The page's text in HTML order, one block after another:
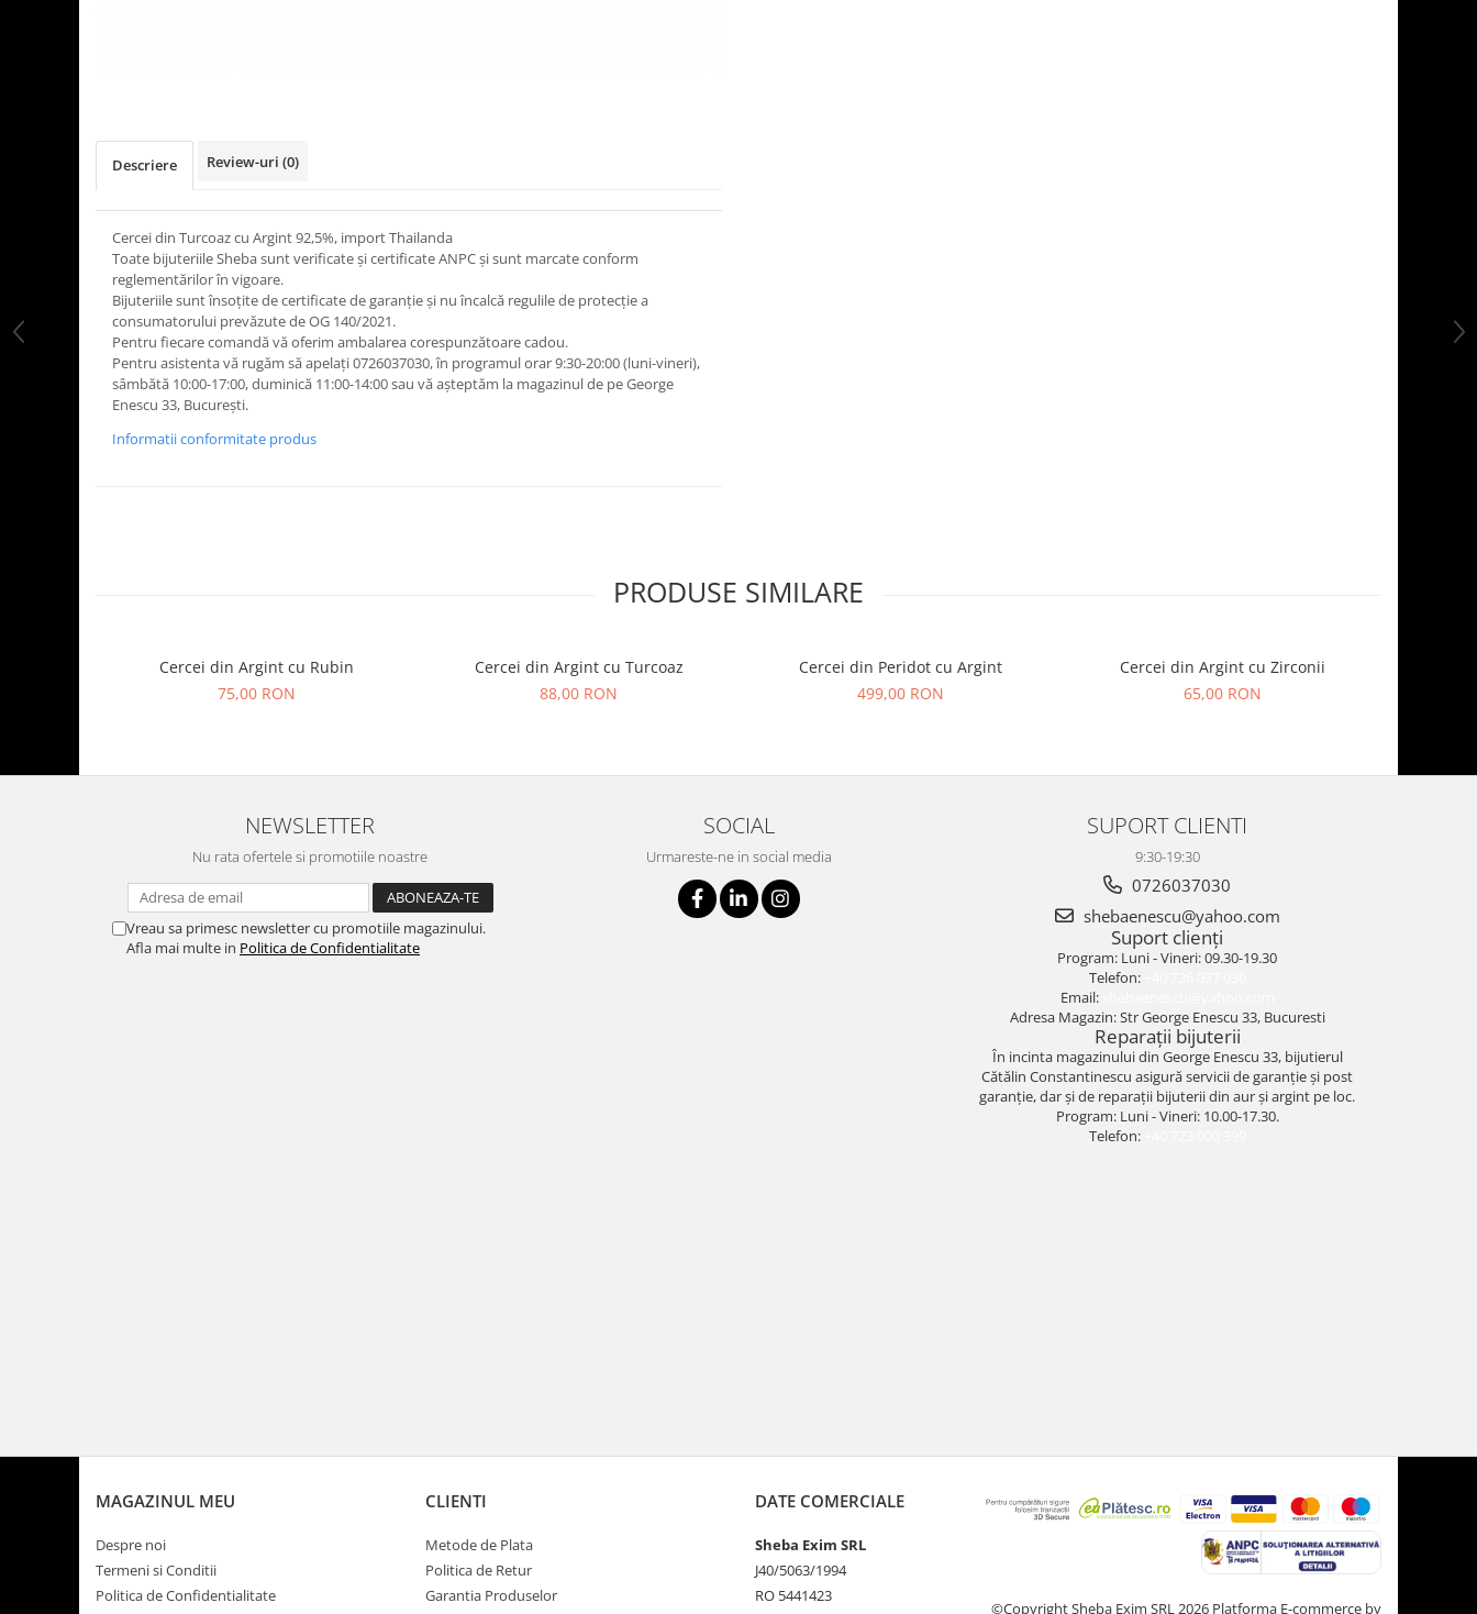
Descriere Review-uri (0)
Cercei din Turcoaz cu Argint 92,5%, import Thailanda
Toate bijuteriile Sheba sunt verificate şi certificate ANPC și sunt marcate conform
reglementărilor în vigoare.
Bijuteriile sunt însoţite de certificate de garanţie și nu încalcă regulile de protecție a
consumatorului prevăzute de OG 140/2021.
Pentru fiecare comandă vă oferim ambalarea corespunzătoare cadou.
Pentru asistenta vă rugăm să apelați 0726037030, în programul orar 9:30-20:00 (luni-vineri),
sâmbătă 10:00-17:00, duminică 11:00-14:00 sau vă așteptăm la magazinul de pe George
Enescu 33, București.
Informatii conformitate produs
PRODUSE SIMILARE
Cercei din Argint cu Rubin
75,00 RON
Cercei din Argint cu Turcoaz
88,00 RON
Cercei din Peridot cu Argint
499,00 RON
Cercei din Argint cu Zirconii
65,00 RON
NEWSLETTER
Nu rata ofertele si promotiile noastre
Vreau sa primesc newsletter cu promotiile magazinului.
Afla mai multe in Politica de Confidentialitate
SOCIAL
Urmareste-ne in social media
SUPORT CLIENTI
9:30-19:30
0726037030
shebaenescu@yahoo.com
Suport clienți
Program: Luni - Vineri: 09.30-19.30
Telefon:
Email:
Adresa Magazin: Str George Enescu 33, Bucuresti
Reparații bijuterii
În incinta magazinului din George Enescu 33, bijutierul
Cătălin Constantinescu asigură servicii de garanție și post
garanție, dar și de reparații bijuterii din aur și argint pe loc.
Program: Luni - Vineri: 10.00-17.30.
Telefon:
MAGAZINUL MEU
Despre noi
Termeni si Conditii
Politica de Confidentialitate
CLIENTI
Metode de Plata
Politica de Retur
Garantia Produselor
DATE COMERCIALE
Sheba Exim SRL
J40/5063/1994
RO 5441423
©Copyright Sheba Exim SRL 2026 Platforma E-commerce by